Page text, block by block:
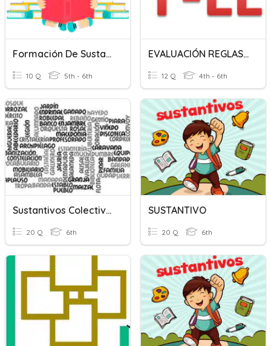
Formación De Sustantivos
10 Q 5th - 6th
EVALUACIÓN REGLAS DE LA LL Y Y
12 Q 4th - 6th
Sustantivos Colectivos
20 Q 6th
SUSTANTIVO
20 Q 6th